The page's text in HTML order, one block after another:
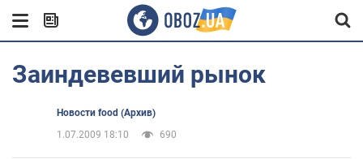
Заиндевевший рынок
Новости food (Архив)
1.07.2009 18:10
690